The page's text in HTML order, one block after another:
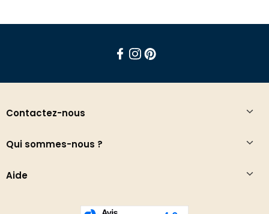
Contactez-nous
Qui sommes-nous ?
Aide